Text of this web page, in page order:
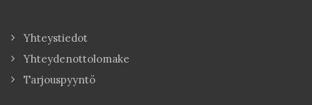
Yhteystiedot
Yhteydenottolomake
Tarjouspyyntö